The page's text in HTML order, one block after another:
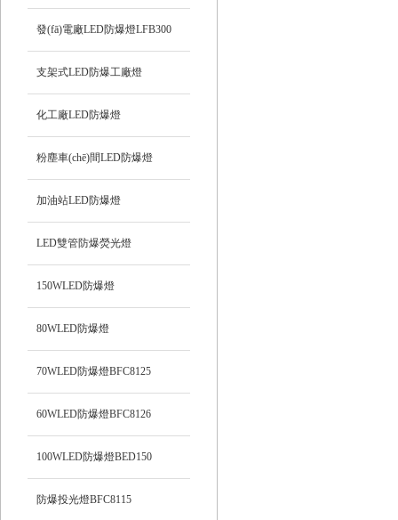
發(fā)電廠LED防爆燈LFB300
支架式LED防爆工廠燈
化工廠LED防爆燈
粉塵車(chē)間LED防爆燈
加油站LED防爆燈
LED雙管防爆熒光燈
150WLED防爆燈
80WLED防爆燈
70WLED防爆燈BFC8125
60WLED防爆燈BFC8126
100WLED防爆燈BED150
防爆投光燈BFC8115